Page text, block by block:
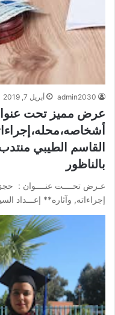
admin2030 أبريل 7, 2019
عرض مميز تحت
القاسم الطيبي
بالناظور
عـرض تحــــت عنــــوان :
إجراءاته, وآثاره** إعـــداد